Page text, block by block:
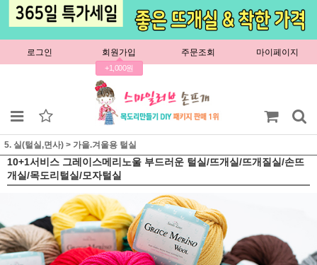
로그인 회원가입
+1,000원
주문조회 마이페이지
5. 실(털실,면사) > 가을.겨울용 털실
10+1서비스 그레이스메리노울 부드러운 털실/뜨개실/뜨개질실/손뜨
개실/목도리털실/모자털실